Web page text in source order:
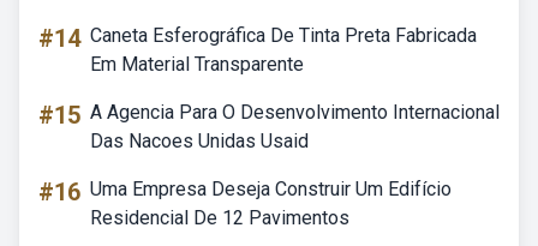
#14 Caneta Esferográfica De Tinta Preta Fabricada
Em Material Transparente
#15 A Agencia Para O Desenvolvimento Internacional
Das Nacoes Unidas Usaid
#16 Uma Empresa Deseja Construir Um Edifício
Residencial De 12 Pavimentos